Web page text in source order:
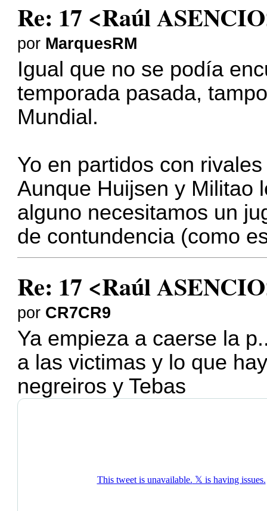
Re: 17 <Raúl
por MarquesRM
Igual que no se podía
temporada pasada,
Mundial.
Yo en partidos con
Aunque Huijsen y Militao
alguno necesitamos un
de contundencia (como
Re: 17 <Raúl
por CR7CR9
Ya empieza a caerse la
a las victimas y lo que
negreiros y Tebas